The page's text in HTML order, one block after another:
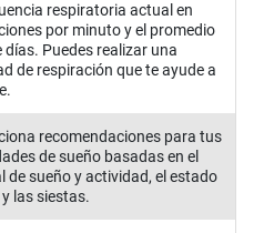
respiratoria actual en
por minuto y el promedio
días. Puedes realizar una
de respiración que te ayude a
recomendaciones para tus
de sueño basadas en el
de sueño y actividad, el estado
y las siestas.